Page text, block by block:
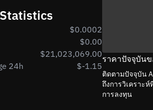
$0.0002
$0.00
$21,023,069.00
24h
$-1.15
ราคาปัจจุบันข
ติดตามปัจจุบัน
ถึงการวิเคราะ
การลงทุน